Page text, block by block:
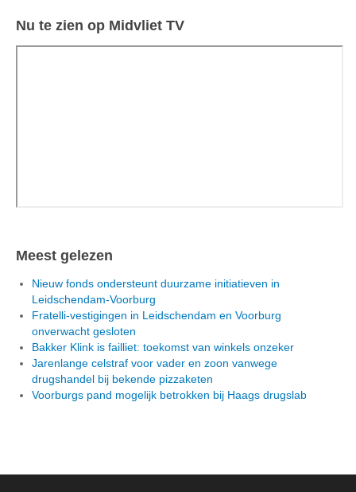
Nu te zien op Midvliet TV
Meest gelezen
Nieuw fonds ondersteunt duurzame initiatieven in
Leidschendam-Voorburg
Fratelli-vestigingen in Leidschendam en Voorburg
onverwacht gesloten
Bakker Klink is failliet: toekomst van winkels onzeker
Jarenlange celstraf voor vader en zoon vanwege
drugshandel bij bekende pizzaketen
Voorburgs pand mogelijk betrokken bij Haags drugslab